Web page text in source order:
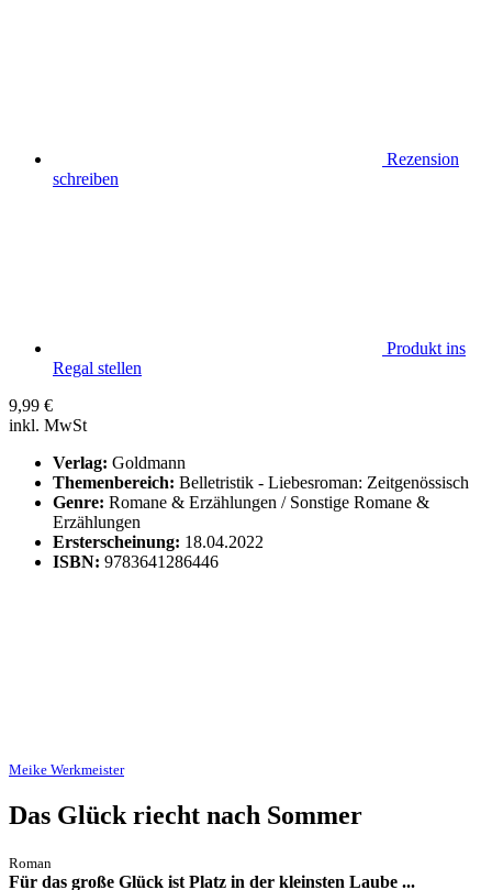
Rezension
schreiben
Produkt ins
Regal stellen
9,99 €
inkl. MwSt
Verlag: Goldmann
Themenbereich: Belletristik - Liebesroman: Zeitgenössisch
Genre: Romane & Erzählungen / Sonstige Romane &
Erzählungen
Ersterscheinung: 18.04.2022
ISBN: 9783641286446
Meike Werkmeister
Das Glück riecht nach Sommer
Roman
Für das große Glück ist Platz in der kleinsten Laube ...